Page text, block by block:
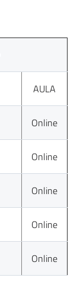
AULA
Online
Online
Online
Online
Online